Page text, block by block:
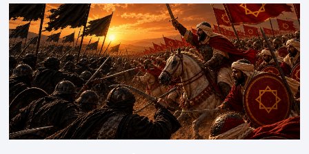
سائحين أجنبيين للابتزاز بالمدينة العتيقة بمراكش، وطالبهما بمبلغ مالي
غير مستحق بدعوى ممارسة نشاط مرتبط بالإرشاد السياحي بدون
رخصة، وهي الأفعال الإجرامية التي […]